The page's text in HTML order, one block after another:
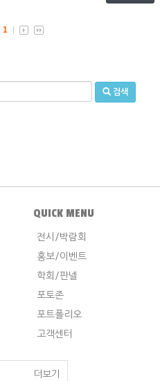
1
검색
QUICK MENU
전시/박람회
홍보/이벤트
학회/판넬
포토존
포트폴리오
고객센터
더보기